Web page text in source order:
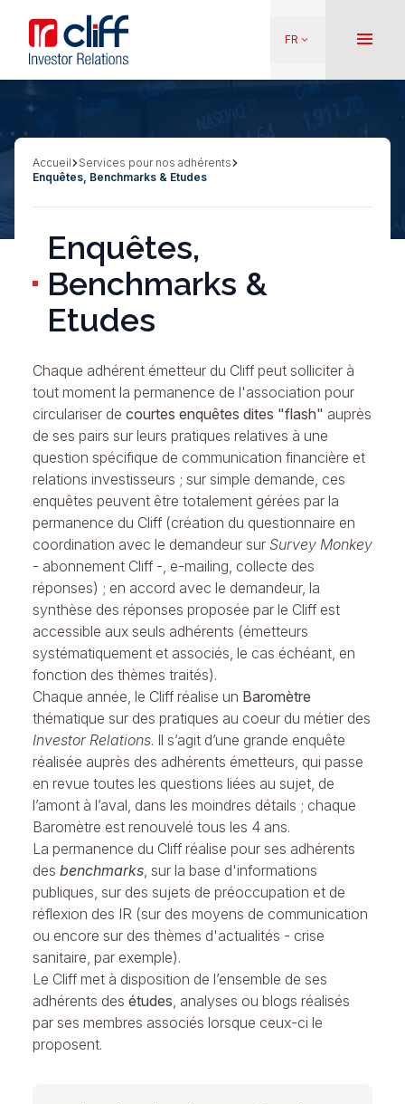
contenu
principal
Aller directement au contenu
FR keyboard_arrow_down menu
Fil
d'Ariane
Accueil
Services pour nos adhérents
Enquêtes, Benchmarks & Etudes
Enquêtes,
Benchmarks &
Etudes
Chaque adhérent émetteur du Cliff peut solliciter à
tout moment la permanence de l'association pour
circulariser de courtes enquêtes dites "flash" auprès
de ses pairs sur leurs pratiques relatives à une
question spécifique de communication financière et
relations investisseurs ; sur simple demande, ces
enquêtes peuvent être totalement gérées par la
permanence du Cliff (création du questionnaire en
coordination avec le demandeur sur Survey Monkey
- abonnement Cliff -, e-mailing, collecte des
réponses) ; en accord avec le demandeur, la
synthèse des réponses proposée par le Cliff est
accessible aux seuls adhérents (émetteurs
systématiquement et associés, le cas échéant, en
fonction des thèmes traités).
Chaque année, le Cliff réalise un Baromètre
thématique sur des pratiques au coeur du métier des
Investor Relations. Il s’agit d’une grande enquête
réalisée auprès des adhérents émetteurs, qui passe
en revue toutes les questions liées au sujet, de
l’amont à l’aval, dans les moindres détails ; chaque
Baromètre est renouvelé tous les 4 ans.
La permanence du Cliff réalise pour ses adhérents
des benchmarks, sur la base d'informations
publiques, sur des sujets de préoccupation et de
réflexion des IR (sur des moyens de communication
ou encore sur des thèmes d'actualités - crise
sanitaire, par exemple).
Le Cliff met à disposition de l’ensemble de ses
adhérents des études, analyses ou blogs réalisés
par ses membres associés lorsque ceux-ci le
proposent.